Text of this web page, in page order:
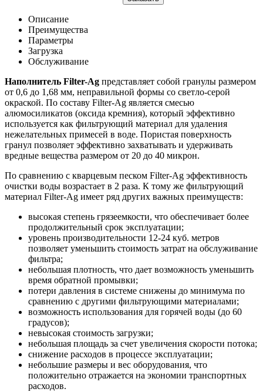
Описание
Преимущества
Параметры
Загрузка
Обслуживание
Наполнитель Filter-Ag представляет собой гранулы размером
от 0,6 до 1,68 мм, неправильной формы со светло-серой
окраской. По составу Filter-Ag является смесью
алюмосиликатов (оксида кремния), который эффективно
используется как фильтрующий материал для удаления
нежелательных примесей в воде. Пористая поверхность
гранул позволяет эффективно захватывать и удерживать
вредные вещества размером от 20 до 40 микрон.
По сравнению с кварцевым песком Filter-Ag эффективность
очистки воды возрастает в 2 раза. К тому же фильтрующий
материал Filter-Ag имеет ряд других важных преимуществ:
высокая степень грязеемкости, что обеспечивает более
продолжительный срок эксплуатации;
уровень производительности 12-24 куб. метров
позволяет уменьшить стоимость затрат на обслуживание
фильтра;
небольшая плотность, что дает возможность уменьшить
время обратной промывки;
потери давления в системе снижены до минимума по
сравнению с другими фильтрующими материалами;
возможность использования для горячей воды (до 60
градусов);
невысокая стоимость загрузки;
небольшая площадь за счет увеличения скорости потока;
снижение расходов в процессе эксплуатации;
небольшие размеры и вес оборудования, что
положительно отражается на экономии транспортных
расходов.